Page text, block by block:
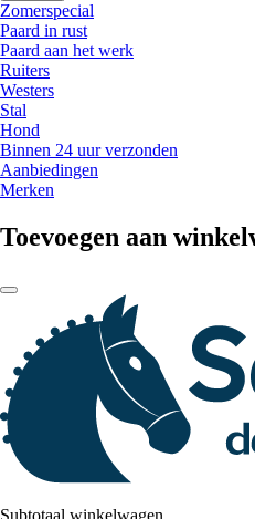
Zomerspecial
Paard in rust
Paard aan het werk
Ruiters
Westers
Stal
Hond
Binnen 24 uur verzonden
Aanbiedingen
Merken
Toevoegen aan